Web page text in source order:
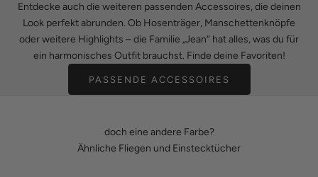
Entdecke auch die weiteren passenden Accessoires, die deinen
Look perfekt abrunden. Ob Hosenträger, Manschettenknöpfe
oder weitere Highlights – die Familie „Jean“ hat alles, was du für
ein harmonisches Outfit brauchst. Finde deine Favoriten!
PASSENDE ACCESSOIRES
doch eine andere Farbe?
Ähnliche Fliegen und Einstecktücher